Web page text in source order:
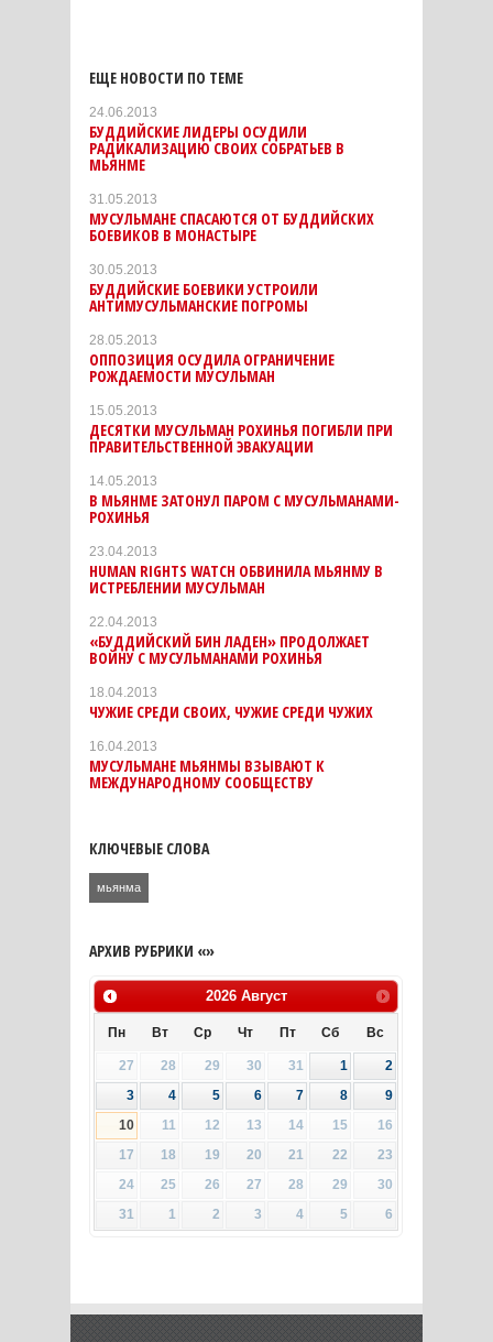
ЕЩЕ НОВОСТИ ПО ТЕМЕ
24.06.2013
БУДДИЙСКИЕ ЛИДЕРЫ ОСУДИЛИ
РАДИКАЛИЗАЦИЮ СВОИХ СОБРАТЬЕВ В
МЬЯНМЕ
31.05.2013
МУСУЛЬМАНЕ СПАСАЮТСЯ ОТ БУДДИЙСКИХ
БОЕВИКОВ В МОНАСТЫРЕ
30.05.2013
БУДДИЙСКИЕ БОЕВИКИ УСТРОИЛИ
АНТИМУСУЛЬМАНСКИЕ ПОГРОМЫ
28.05.2013
ОППОЗИЦИЯ ОСУДИЛА ОГРАНИЧЕНИЕ
РОЖДАЕМОСТИ МУСУЛЬМАН
15.05.2013
ДЕСЯТКИ МУСУЛЬМАН РОХИНЬЯ ПОГИБЛИ ПРИ
ПРАВИТЕЛЬСТВЕННОЙ ЭВАКУАЦИИ
14.05.2013
В МЬЯНМЕ ЗАТОНУЛ ПАРОМ С МУСУЛЬМАНАМИ-
РОХИНЬЯ
23.04.2013
HUMAN RIGHTS WATCH ОБВИНИЛА МЬЯНМУ В
ИСТРЕБЛЕНИИ МУСУЛЬМАН
22.04.2013
«БУДДИЙСКИЙ БИН ЛАДЕН» ПРОДОЛЖАЕТ
ВОЙНУ С МУСУЛЬМАНАМИ РОХИНЬЯ
18.04.2013
ЧУЖИЕ СРЕДИ СВОИХ, ЧУЖИЕ СРЕДИ ЧУЖИХ
16.04.2013
МУСУЛЬМАНЕ МЬЯНМЫ ВЗЫВАЮТ К
МЕЖДУНАРОДНОМУ СООБЩЕСТВУ
КЛЮЧЕВЫЕ СЛОВА
мьянма
АРХИВ РУБРИКИ «»
2026 Август
Пн Вт Ср Чт Пт Сб Вс
27 28 29 30 31 1
2
3
4 5 6 7 8
9
10
11 12 13 14 15
16
17
18 19 20 21 22
23
24
25 26 27 28 29
30
31
1 2 3 4 5 6